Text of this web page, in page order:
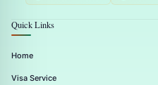
Quick Links
Home
Visa Service